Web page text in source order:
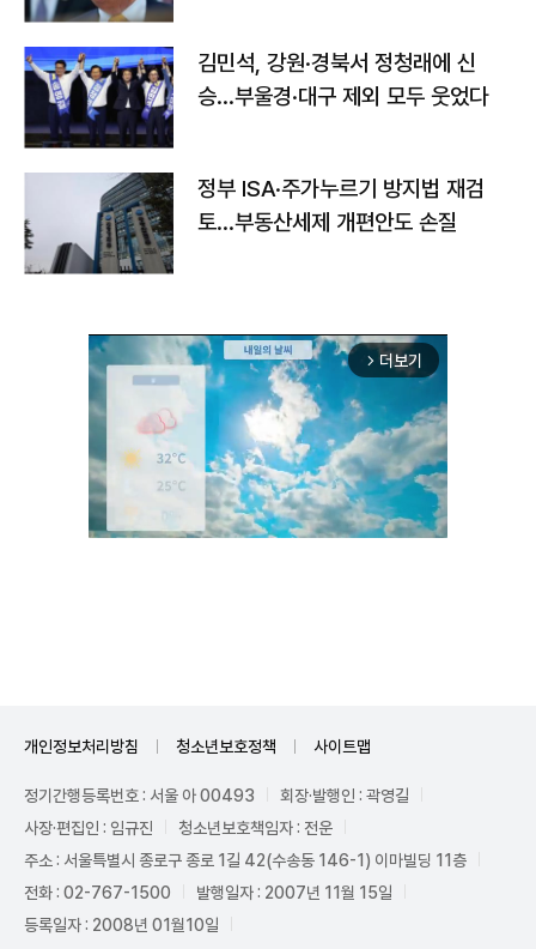
김민석, 강원·경북서 정청래에 신
승…부울경·대구 제외 모두 웃었다
정부 ISA·주가누르기 방지법 재검
토…부동산세제 개편안도 손질
arrow_forward_ios 더보기
개인정보처리방침 청소년보호정책 사이트맵
정기간행등록번호 : 서울 아 00493
회장·발행인 : 곽영길
사장·편집인 : 임규진
청소년보호책임자 : 전운
주소 : 서울특별시 종로구 종로 1길 42(수송동 146-1) 이마빌딩 11층
전화 : 02-767-1500
발행일자 : 2007년 11월 15일
등록일자 : 2008년 01월10일